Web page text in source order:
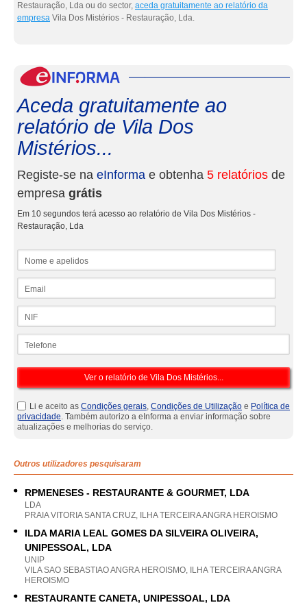
Restauração, Lda ou do sector, aceda gratuitamente ao relatório da
empresa Vila Dos Mistérios - Restauração, Lda.
Aceda gratuitamente ao
relatório de Vila Dos
Mistérios...
Registe-se na eInforma e obtenha 5 relatórios de
empresa grátis
Em 10 segundos terá acesso ao relatório de Vila Dos Mistérios -
Restauração, Lda
Li e aceito as Condições gerais, Condições de Utilização e Política de
privacidade. Também autorizo a eInforma a enviar informação sobre
atualizações e melhorias do serviço.
Outros utilizadores pesquisaram
RPMENESES - RESTAURANTE & GOURMET, LDA
LDA
PRAIA VITORIA SANTA CRUZ, ILHA TERCEIRA ANGRA HEROISMO
ILDA MARIA LEAL GOMES DA SILVEIRA OLIVEIRA,
UNIPESSOAL, LDA
UNIP
VILA SAO SEBASTIAO ANGRA HEROISMO, ILHA TERCEIRA ANGRA
HEROISMO
RESTAURANTE CANETA, UNIPESSOAL, LDA